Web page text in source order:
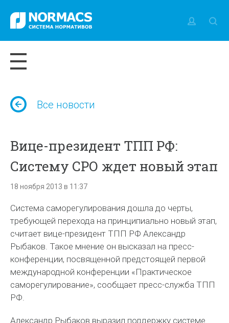
Все новости
Вице-президент ТПП РФ:
Систему СРО ждет новый этап
18 ноября 2013 в 11:37
Система саморегулирования дошла до черты,
требующей перехода на принципиально новый этап,
считает вице-президент ТПП РФ Александр
Рыбаков. Такое мнение он высказал на пресс-
конференции, посвященной предстоящей первой
международной конференции «Практическое
саморегулирование», сообщает пресс-служба ТПП
РФ.
Александр Рыбаков выразил поддержку системе